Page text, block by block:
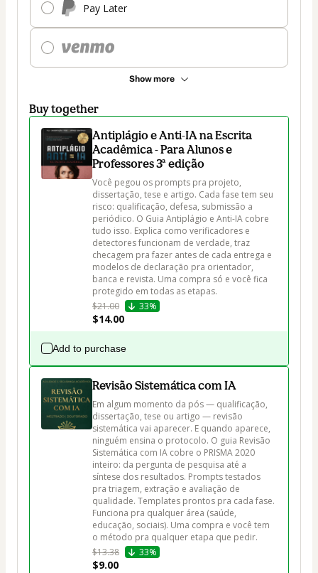
Pay Later
Show more
Buy together
Antiplágio e Anti-IA na Escrita
Acadêmica - Para Alunos e
Professores 3ª edição
Você pegou os prompts pra projeto,
dissertação, tese e artigo. Cada fase tem seu
risco: qualificação, defesa, submissão a
periódico. O Guia Antiplágio e Anti-IA cobre
tudo isso. Explica como verificadores e
detectores funcionam de verdade, traz
checagem pra fazer antes de cada entrega e
modelos de declaração pra orientador,
banca e revista. Uma compra só e você fica
protegido em todas as etapas.
$21.00
33%
$14.00
Add to purchase
Revisão Sistemática com IA
Em algum momento da pós — qualificação,
dissertação, tese ou artigo — revisão
sistemática vai aparecer. E quando aparece,
ninguém ensina o protocolo. O guia Revisão
Sistemática com IA cobre o PRISMA 2020
inteiro: da pergunta de pesquisa até a
síntese dos resultados. Prompts testados
pra triagem, extração e avaliação de
qualidade. Templates prontos pra cada fase.
Funciona pra qualquer área (saúde,
educação, sociais). Uma compra e você tem
o método pra qualquer etapa que pedir.
$13.38
33%
$9.00